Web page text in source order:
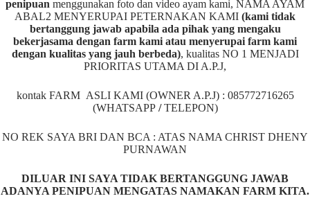
penipuan menggunakan foto dan video ayam kami, NAMA AYAM
ABAL2 MENYERUPAI PETERNAKAN KAMI (kami tidak
bertanggung jawab apabila ada pihak yang mengaku
bekerjasama dengan farm kami atau menyerupai farm kami
dengan kualitas yang jauh berbeda), kualitas NO 1 MENJADI
PRIORITAS UTAMA DI A.P.J,
kontak FARM ASLI KAMI (OWNER A.P.J) : 085772716265
(WHATSAPP /TELEPON)
NO REK SAYA BRI DAN BCA : ATAS NAMA CHRIST DHENY
PURNAWAN
DILUAR INI SAYA TIDAK BERTANGGUNG JAWAB
ADANYA PENIPUAN MENGATAS NAMAKAN FARM KITA.